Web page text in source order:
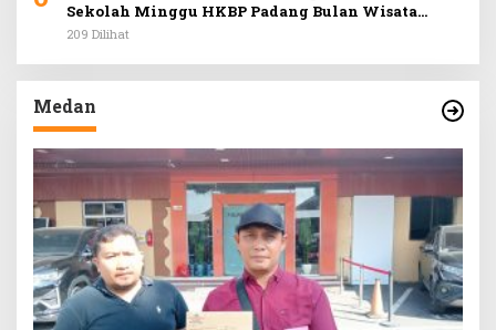
Sekolah Minggu HKBP Padang Bulan Wisata
Rohani ke Hill Park
209 Dilihat
Medan